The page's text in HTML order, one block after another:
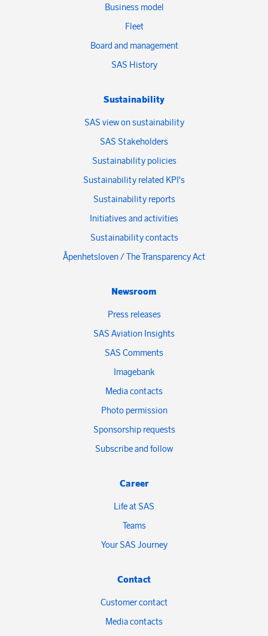
Business model
Fleet
Board and management
SAS History
Sustainability
SAS view on sustainability
SAS Stakeholders
Sustainability policies
Sustainability related KPI's
Sustainability reports
Initiatives and activities
Sustainability contacts
Åpenhetsloven / The Transparency Act
Newsroom
Press releases
SAS Aviation Insights
SAS Comments
Imagebank
Media contacts
Photo permission
Sponsorship requests
Subscribe and follow
Career
Life at SAS
Teams
Your SAS Journey
Contact
Customer contact
Media contacts